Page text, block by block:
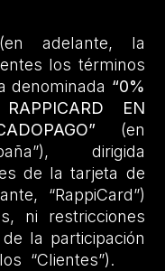
adelante, la
los términos
denominada “0%
EN
(en
dirigida
de la tarjeta de
“RappiCard”)
ni restricciones
la participación
“Clientes”).